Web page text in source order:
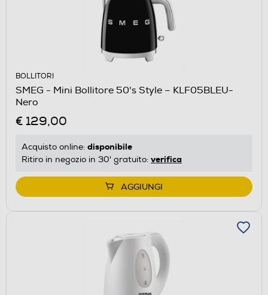
BOLLITORI
SMEG - Mini Bollitore 50's Style – KLF05BLEU-
Nero
€ 129,00
Acquisto online: disponibile
Ritiro in negozio in 30' gratuito: verifica
AGGIUNGI